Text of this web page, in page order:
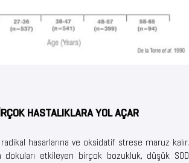
HASTALIKLARA YOL AÇAR
hasarlarına ve oksidatif strese maruz kalır.
etkileyen birçok bozukluk, düşük SOD